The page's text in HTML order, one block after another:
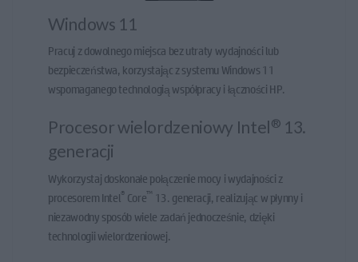
Windows 11
Pracuj z dowolnego miejsca bez utraty wydajności lub
bezpieczeństwa, korzystając z systemu Windows 11
wspomaganego technologią współpracy i łączności HP.
Procesor wielordzeniowy Intel® 13.
generacji
Wykorzystaj doskonałe połączenie mocy i wydajności z
procesorem Intel® Core™ 13. generacji, realizując w płynny i
niezawodny sposób wiele zadań jednocześnie, dzięki
technologii wielordzeniowej.